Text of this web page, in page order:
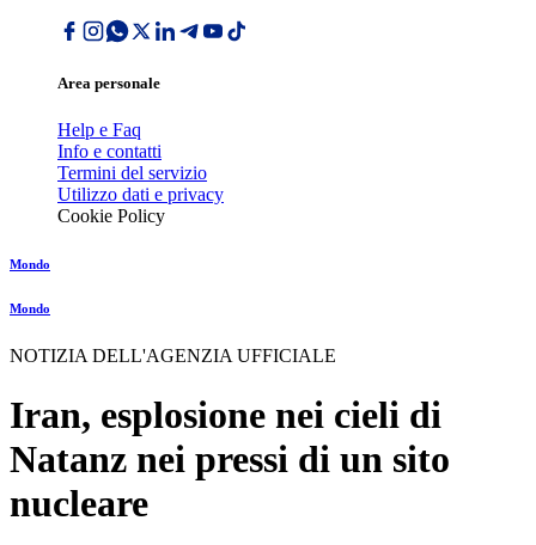
Area personale
Help e Faq
Info e contatti
Termini del servizio
Utilizzo dati e privacy
Cookie Policy
Mondo
Mondo
NOTIZIA DELL'AGENZIA UFFICIALE
Iran, esplosione nei cieli di
Natanz nei pressi di un sito
nucleare